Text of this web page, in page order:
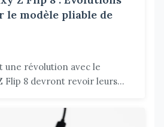
le modèle pliable de
une révolution avec le
Flip 8 devront revoir leurs...